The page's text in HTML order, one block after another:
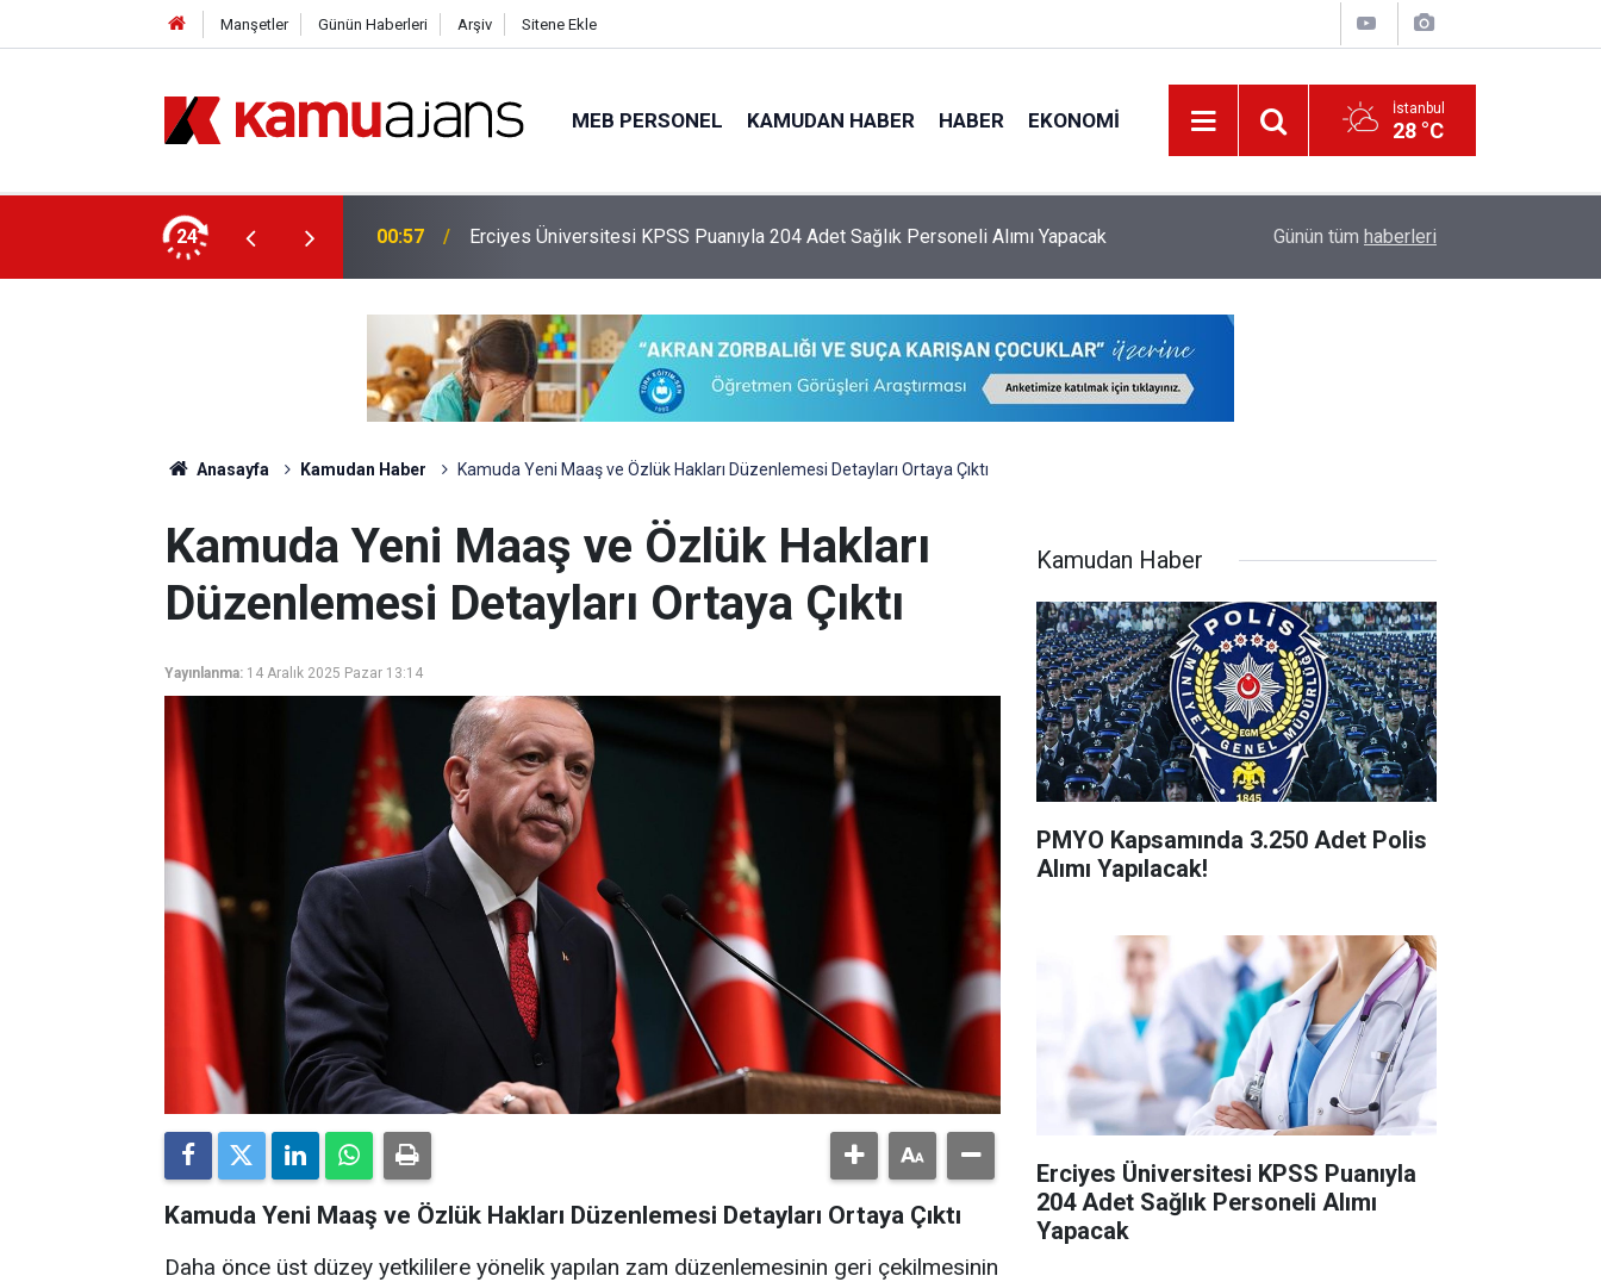
Manşetler Günün Haberleri Arşiv Sitene Ekle
MEB PERSONEL KAMUDAN HABER HABER EKONOMI İstanbul
28 °C
24
Alımı Yapılacak! 00:57 Erciyes Üniversitesi KPSS Puanıyla 204 Adet Sağlık Personeli Alımı Yapacak
Öğretim Üyesi ve Öğretim Görevlisi Alınacak
Günün tüm haberleri
Anasayfa Kamudan Haber Kamuda Yeni Maaş ve Özlük Hakları Düzenlemesi Detayları Ortaya Çıktı
Kamuda Yeni Maaş ve Özlük Hakları
Düzenlemesi Detayları Ortaya Çıktı
Yayınlanma: 14 Aralık 2025 Pazar 13:14
Kamuda Yeni Maaş ve Özlük Hakları Düzenlemesi Detayları Ortaya Çıktı
Daha önce üst düzey yetkililere yönelik yapılan zam düzenlemesinin geri çekilmesinin
Kamudan Haber
PMYO Kapsamında 3.250 Adet Polis
Alımı Yapılacak!
Erciyes Üniversitesi KPSS Puanıyla
204 Adet Sağlık Personeli Alımı
Yapacak